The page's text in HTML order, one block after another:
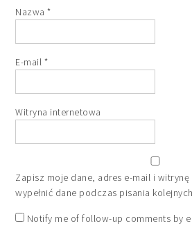
Nazwa*
E-mail *
Witryna internetowa
Zapisz moje dane, adres e-mail i
wypełnić dane podczas pisania
Notify me of follow-up comments by